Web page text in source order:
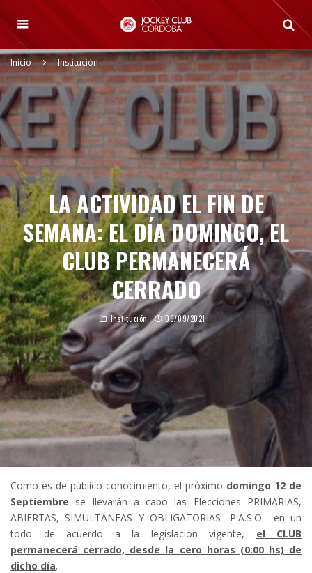
Inicio Institución
LA ACTIVIDAD EL FIN DE
SEMANA: EL DÍA DOMINGO, EL
CLUB PERMANECERÁ
CERRADO
Institución 09/09/2021
Como es de público conocimiento, el próximo domingo 12 de
Septiembre se llevarán a cabo las Elecciones PRIMARIAS,
ABIERTAS, SIMULTÁNEAS Y OBLIGATORIAS -P.A.S.O.- en un
todo de acuerdo a la legislación vigente, el CLUB
permanecerá cerrado, desde la cero horas (0:00 hs) de
dicho día.